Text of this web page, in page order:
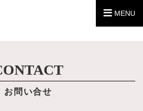
MENU
お問い合せ